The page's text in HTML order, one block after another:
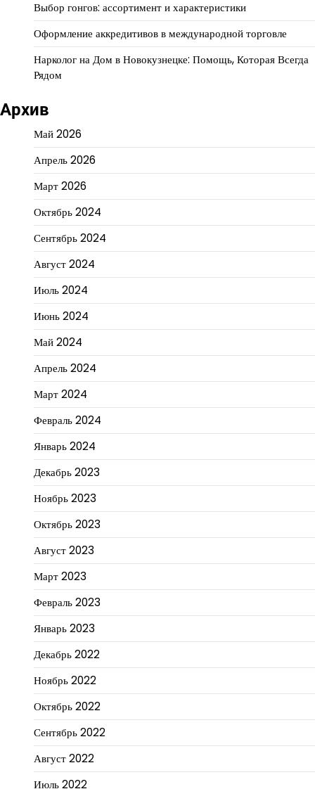
Выбор гонгов: ассортимент и характеристики
Оформление аккредитивов в международной торговле
Нарколог на Дом в Новокузнецке: Помощь, Которая Всегда
Рядом
Архив
Май 2026
Апрель 2026
Март 2026
Октябрь 2024
Сентябрь 2024
Август 2024
Июль 2024
Июнь 2024
Май 2024
Апрель 2024
Март 2024
Февраль 2024
Январь 2024
Декабрь 2023
Ноябрь 2023
Октябрь 2023
Август 2023
Март 2023
Февраль 2023
Январь 2023
Декабрь 2022
Ноябрь 2022
Октябрь 2022
Сентябрь 2022
Август 2022
Июль 2022